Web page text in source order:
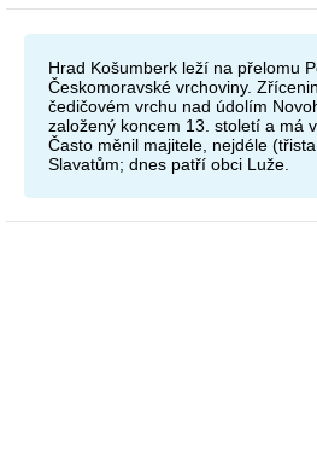
Hrad Košumberk leží na přelomu
Českomoravské vrchoviny.
čedičovém vrchu nad údolím
založený koncem 13. století a má
Často měnil majitele, nejdéle
Slavatům; dnes patří obci Luže.